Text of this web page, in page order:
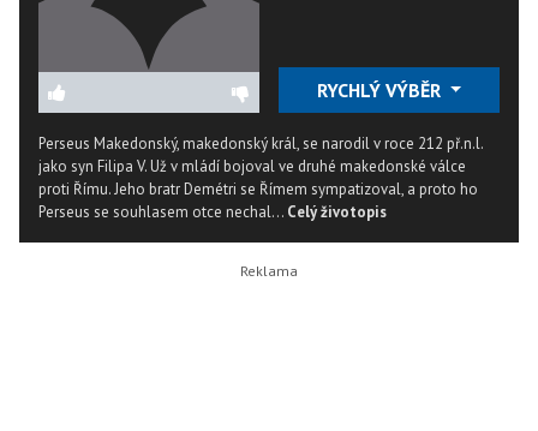
RYCHLÝ VÝBĚR
Perseus Makedonský, makedonský král, se narodil v roce 212 př.n.l.
jako syn Filipa V. Už v mládí bojoval ve druhé makedonské válce
proti Římu. Jeho bratr Demétri se Římem sympatizoval, a proto ho
Perseus se souhlasem otce nechal... Celý životopis